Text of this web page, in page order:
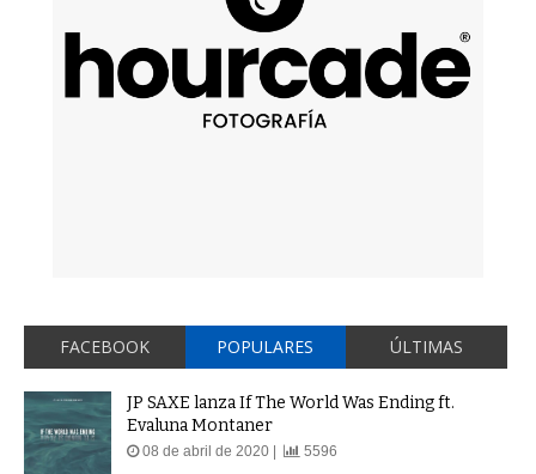
FACEBOOK POPULARES ÚLTIMAS
JP SAXE lanza If The World Was Ending ft.
Evaluna Montaner
08 de abril de 2020 | 5596